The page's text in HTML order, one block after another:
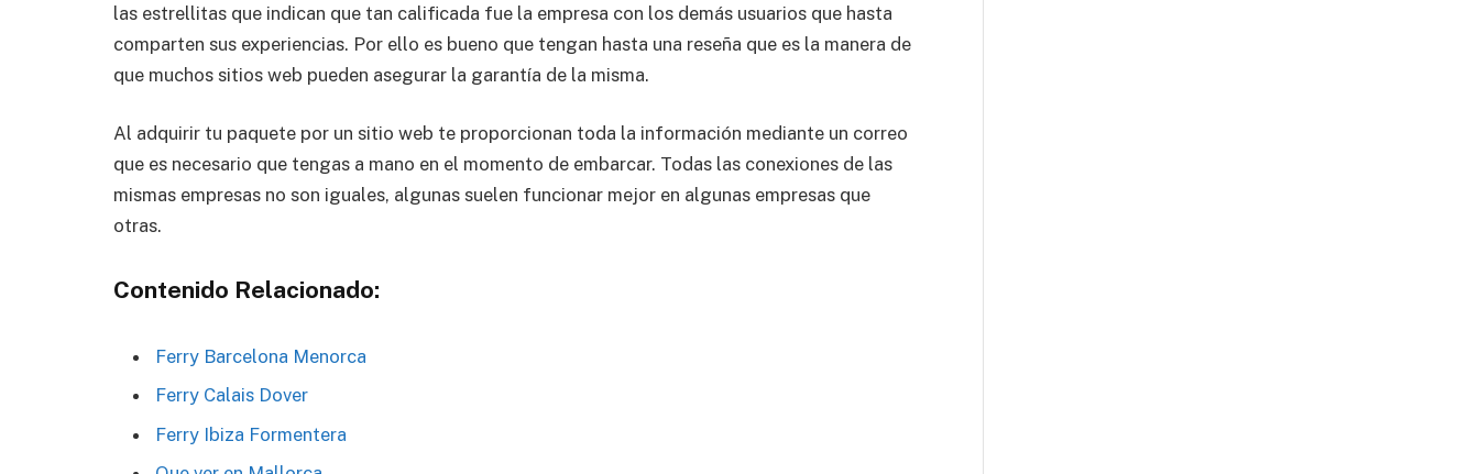
las estrellitas que indican que tan calificada fue la empresa con los demás usuarios que hasta
comparten sus experiencias. Por ello es bueno que tengan hasta una reseña que es la manera de
que muchos sitios web pueden asegurar la garantía de la misma.
Al adquirir tu paquete por un sitio web te proporcionan toda la información mediante un correo
que es necesario que tengas a mano en el momento de embarcar. Todas las conexiones de las
mismas empresas no son iguales, algunas suelen funcionar mejor en algunas empresas que
otras.
Contenido Relacionado:
Ferry Barcelona Menorca
Ferry Calais Dover
Ferry Ibiza Formentera